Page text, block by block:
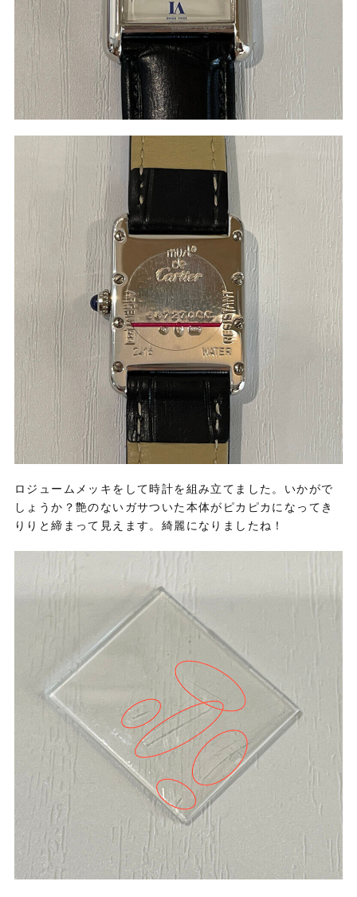
ロジュームメッキをして時計を組み立てました。いかがで
しょうか？艶のないガサついた本体がピカピカになってき
りりと締まって見えます。綺麗になりましたね！